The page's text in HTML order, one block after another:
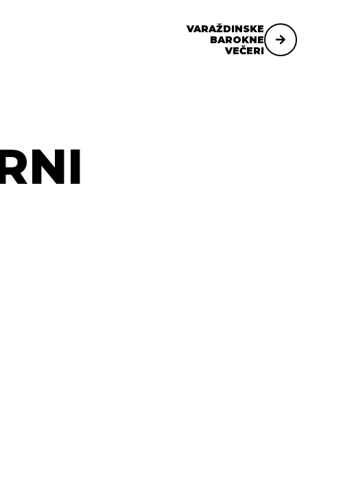
VARAŽDINSKE
BAROKNE
VEČERI